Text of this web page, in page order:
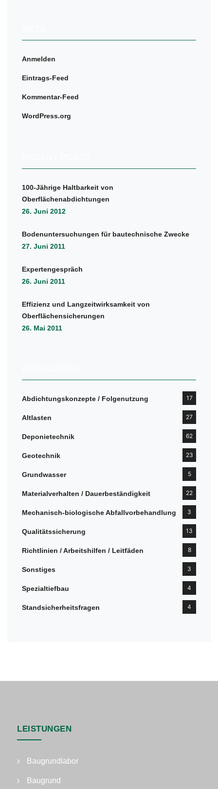
Anmelden
Eintrags-Feed
Kommentar-Feed
WordPress.org
100-Jährige Haltbarkeit von
Oberflächenabdichtungen
26. Juni 2012
Bodenuntersuchungen für bautechnische Zwecke
27. Juni 2011
Expertengespräch
26. Juni 2011
Effizienz und Langzeitwirksamkeit von
Oberflächensicherungen
26. Mai 2011
Abdichtungskonzepte / Folgenutzung 17
Altlasten 27
Deponietechnik 62
Geotechnik 23
Grundwasser 5
Materialverhalten / Dauerbeständigkeit 22
Mechanisch-biologische Abfallvorbehandlung 3
Qualitätssicherung 13
Richtlinien / Arbeitshilfen / Leitfäden 8
Sonstiges 3
Spezialtiefbau 4
Standsicherheitsfragen 4
LEISTUNGEN
Baugrundlabor
Baugrund